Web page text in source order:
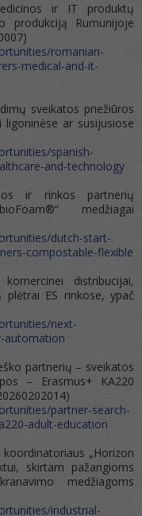
ir IT produktų
produkciją Rumunijoje
romanian-
medical-and-it-
sveikatos priežiūros
ar susijusiose
spanish-
and-technology
ir rinkos partnerių
medžiagai
dutch-start-
compostable-flexible
distribucijai,
ES rinkose, ypač
next-
automation
partnerių – sveikatos
– Erasmus+ KA220
partner-search-
adult-education
„Horizon
skirtam pažangioms
medžiagoms
industrial-